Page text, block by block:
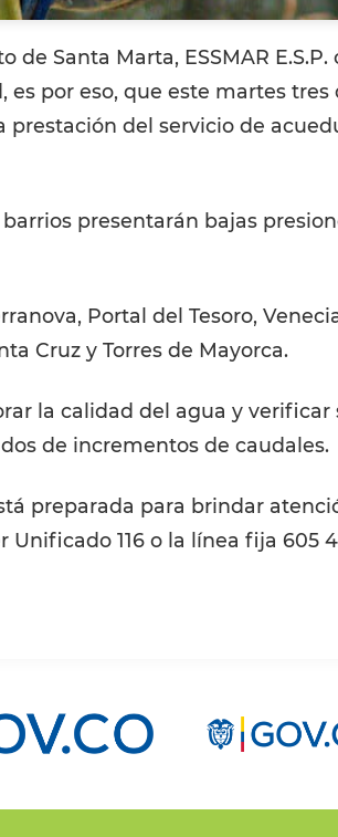
Santa Marta, ESSMAR E.S.P.
por eso, que este martes tres
del servicio de
presentarán bajas
Portal del Tesoro,
Cruz y Torres de Mayorca.
la calidad del agua y verificar
de incrementos de caudales.
preparada para brindar
116 o la línea fija 605